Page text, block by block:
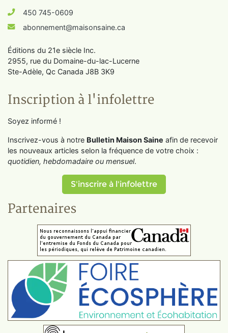
450 745-0609
abonnement@maisonsaine.ca
Éditions du 21e siècle Inc.
2955, rue du Domaine-du-lac-Lucerne
Ste-Adèle, Qc Canada J8B 3K9
Inscription à l'infolettre
Soyez informé !
Inscrivez-vous à notre Bulletin Maison Saine afin de recevoir
les nouveaux articles selon la fréquence de votre choix :
quotidien, hebdomadaire ou mensuel.
S'inscrire à l'infolettre
Partenaires